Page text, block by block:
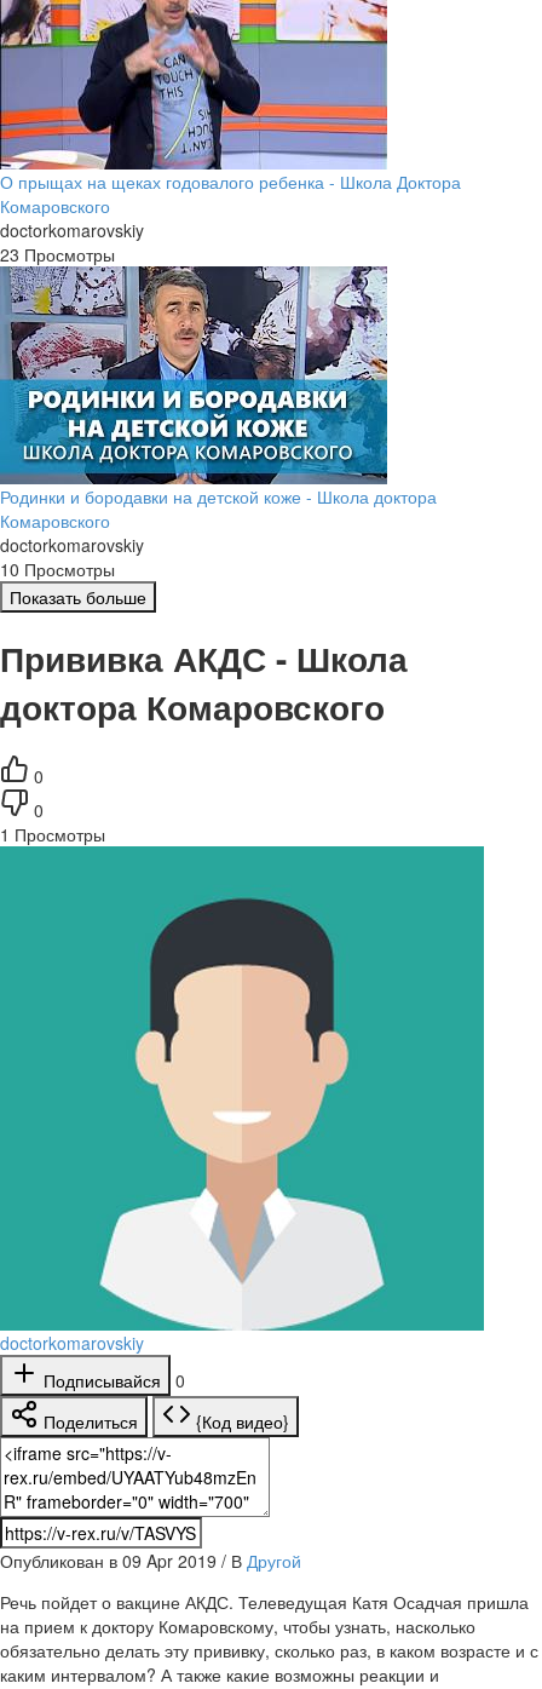
О прыщах на щеках годовалого ребенка - Школа Доктора
Комаровского
doctorkomarovskiy
23 Просмотры
Родинки и бородавки на детской коже - Школа доктора
Комаровского
doctorkomarovskiy
10 Просмотры
Показать больше
Прививка АКДС - Школа
доктора Комаровского
0
0
1 Просмотры
doctorkomarovskiy
Подписывайся
0
Поделиться
{Код видео}
Опубликован в 09 Apr 2019 / В Другой
Речь пойдет о вакцине АКДС. Телеведущая Катя Осадчая пришла
на прием к доктору Комаровскому, чтобы узнать, насколько
обязательно делать эту прививку, сколько раз, в каком возрасте и с
каким интервалом? А также какие возможны реакции и